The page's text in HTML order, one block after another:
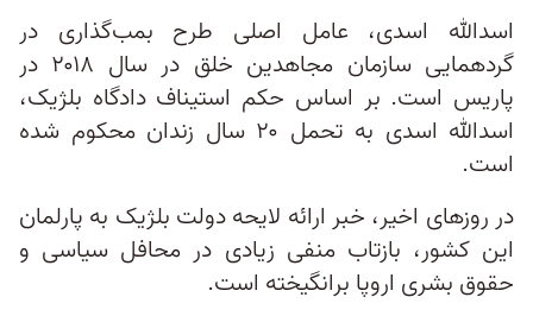
اسدالله اسدی، عامل اصلی طرح بمب‌گذاری در
گردهمایی سازمان مجاهدین خلق در سال ۲۰۱۸ در
پاریس است. بر اساس حکم استیناف دادگاه بلژیک،
اسد‌الله اسدی به تحمل ۲۰ سال زندان محکوم شده
است.
در روزهای اخیر، خبر ارائه لایحه‌ دولت بلژیک به پارلمان
این کشور، بازتاب منفی زیادی در محافل سیاسی و
حقوق بشری اروپا برانگیخته است.